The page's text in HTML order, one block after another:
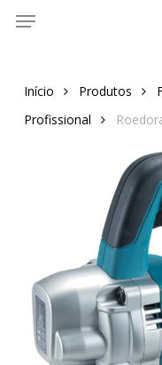
Menu
Início Produtos
Profissional